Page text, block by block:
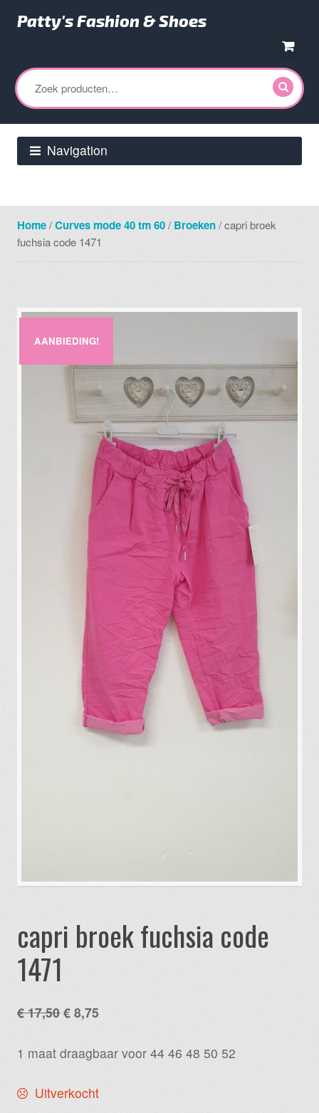
naar
navigatie
naar
de
inhoud
Patty's Fashion & Shoes
Zoeken
naar:
Navigation
Home/Curves mode 40 tm 60/ Broeken/ capri broek
fuchsia code 1471
AANBIEDING!
capri broek fuchsia code
1471
€17,50Oorspronkelijke
was:
€ 8,75
is:
1 maat draagbaar voor 44 46 48 50 52
Uitverkocht